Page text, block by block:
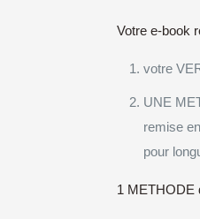
Votre e-book
votre
UNE
remise
pour
1 METHODE